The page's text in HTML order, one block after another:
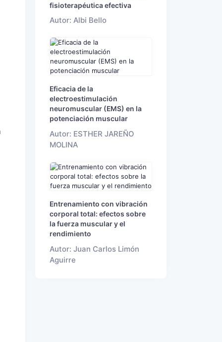
fisioterapéutica efectiva
Autor: Albi Bello
Eficacia de la
electroestimulación
neuromuscular (EMS) en la
potenciación muscular
Autor: ESTHER JAREÑO
MOLINA
Entrenamiento con vibración
corporal total: efectos sobre
la fuerza muscular y el
rendimiento
Autor: Juan Carlos Limón
Aguirre